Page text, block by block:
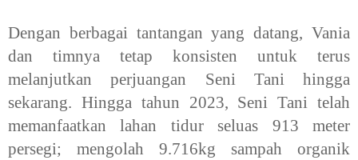
Dengan berbagai tantangan yang datang, Vania
dan timnya tetap konsisten untuk terus
melanjutkan perjuangan Seni Tani hingga
sekarang. Hingga tahun 2023, Seni Tani telah
memanfaatkan lahan tidur seluas 913 meter
persegi; mengolah 9.716kg sampah organik